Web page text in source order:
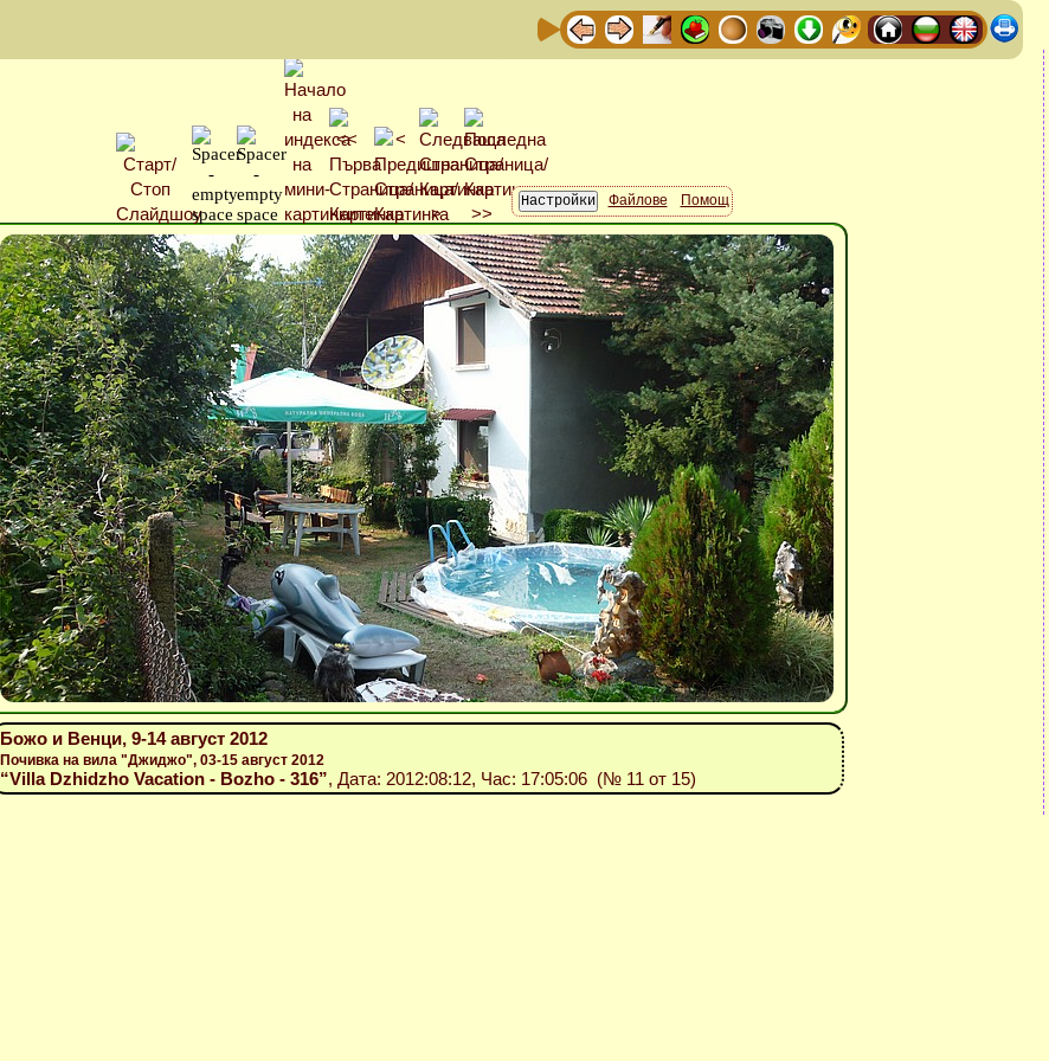
Файлове Помощ
Божо и Венци, 9-14 август 2012
Почивка на вила "Джиджо", 03-15 август 2012
“Villa Dzhidzho Vacation - Bozho - 316”, Дата: 2012:08:12, Час: 17:05:06 (№ 11 от 15)